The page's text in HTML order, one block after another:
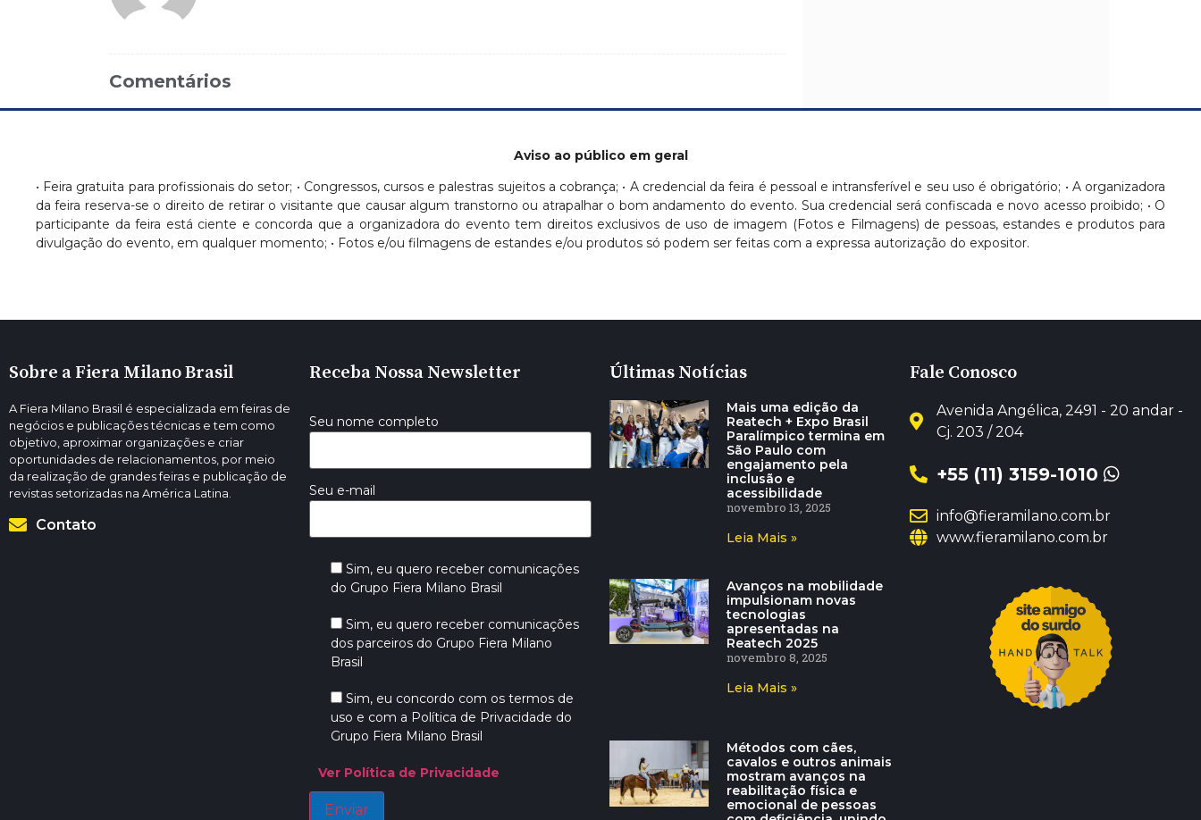
Comentários
Aviso ao público em geral
• Feira gratuita para profissionais do setor; • Congressos, cursos e palestras sujeitos a cobrança; • A credencial da feira é pessoal e intransferível e seu uso é obrigatório; • A organizadora
da feira reserva-se o direito de retirar o visitante que causar algum transtorno ou atrapalhar o bom andamento do evento. Sua credencial será confiscada e novo acesso proibido; • O
participante da feira está ciente e concorda que a organizadora do evento tem direitos exclusivos de uso de imagem (Fotos e Filmagens) de pessoas, estandes e produtos para
divulgação do evento, em qualquer momento; • Fotos e/ou filmagens de estandes e/ou produtos só podem ser feitas com a expressa autorização do expositor.
Sobre a Fiera Milano Brasil
A Fiera Milano Brasil é especializada em feiras de
negócios e publicações técnicas e tem como
objetivo, aproximar organizações e criar
oportunidades de relacionamentos, por meio
da realização de grandes feiras e publicação de
revistas setorizadas na América Latina.
Contato
Receba Nossa Newsletter
Seu nome completo
Seu e-mail
Sim, eu quero receber comunicações
do Grupo Fiera Milano Brasil
Sim, eu quero receber comunicações
dos parceiros do Grupo Fiera Milano
Brasil
Sim, eu concordo com os termos de
uso e com a Política de Privacidade do
Grupo Fiera Milano Brasil
Ver Política de Privacidade
Últimas Notícias
Mais uma edição da
Reatech + Expo Brasil
Paralímpico termina em
São Paulo com
engajamento pela
inclusão e
acessibilidade
novembro 13, 2025
Leia Mais »
Avanços na mobilidade
impulsionam novas
tecnologias
apresentadas na
Reatech 2025
novembro 8, 2025
Leia Mais »
Métodos com cães,
cavalos e outros animais
mostram avanços na
reabilitação física e
emocional de pessoas
Fale Conosco
Avenida Angélica, 2491 - 20 andar -
Cj. 203 / 204
+55 (11) 3159-1010
info@fieramilano.com.br
www.fieramilano.com.br